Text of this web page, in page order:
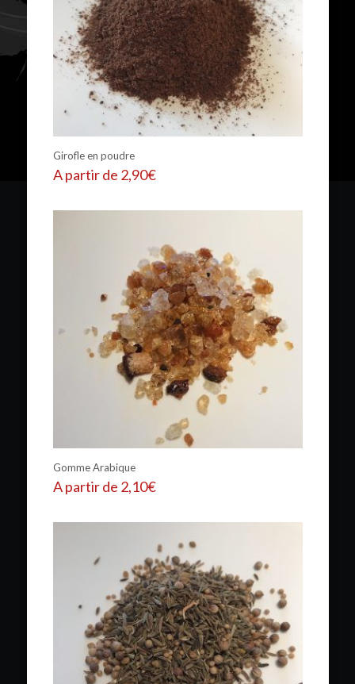
Girofle en poudre
A partir de 2,90€
Gomme Arabique
A partir de 2,10€